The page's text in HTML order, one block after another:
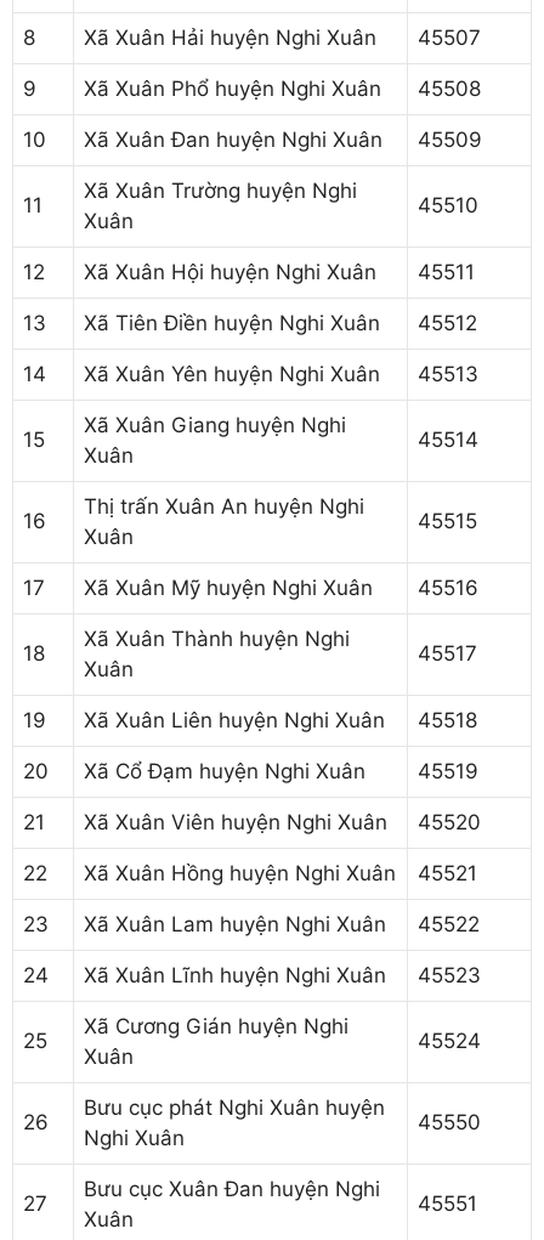
8 Xã Xuân Hải huyện Nghi Xuân 45507
9 Xã Xuân Phổ huyện Nghi Xuân 45508
10 Xã Xuân Đan huyện Nghi Xuân 45509
11
Xã Xuân Trường huyện Nghi
Xuân
45510
12 Xã Xuân Hội huyện Nghi Xuân 45511
13 Xã Tiên Điền huyện Nghi Xuân 45512
14 Xã Xuân Yên huyện Nghi Xuân 45513
15
Xã Xuân Giang huyện Nghi
Xuân
45514
16
Thị trấn Xuân An huyện Nghi
Xuân
45515
17 Xã Xuân Mỹ huyện Nghi Xuân 45516
18
Xã Xuân Thành huyện Nghi
Xuân
45517
19 Xã Xuân Liên huyện Nghi Xuân 45518
20 Xã Cổ Đạm huyện Nghi Xuân 45519
21 Xã Xuân Viên huyện Nghi Xuân 45520
22 Xã Xuân Hồng huyện Nghi Xuân 45521
23 Xã Xuân Lam huyện Nghi Xuân 45522
24 Xã Xuân Lĩnh huyện Nghi Xuân 45523
25
Xã Cương Gián huyện Nghi
Xuân
45524
26
Bưu cục phát Nghi Xuân huyện
Nghi Xuân
45550
27
Bưu cục Xuân Đan huyện Nghi
Xuân
45551